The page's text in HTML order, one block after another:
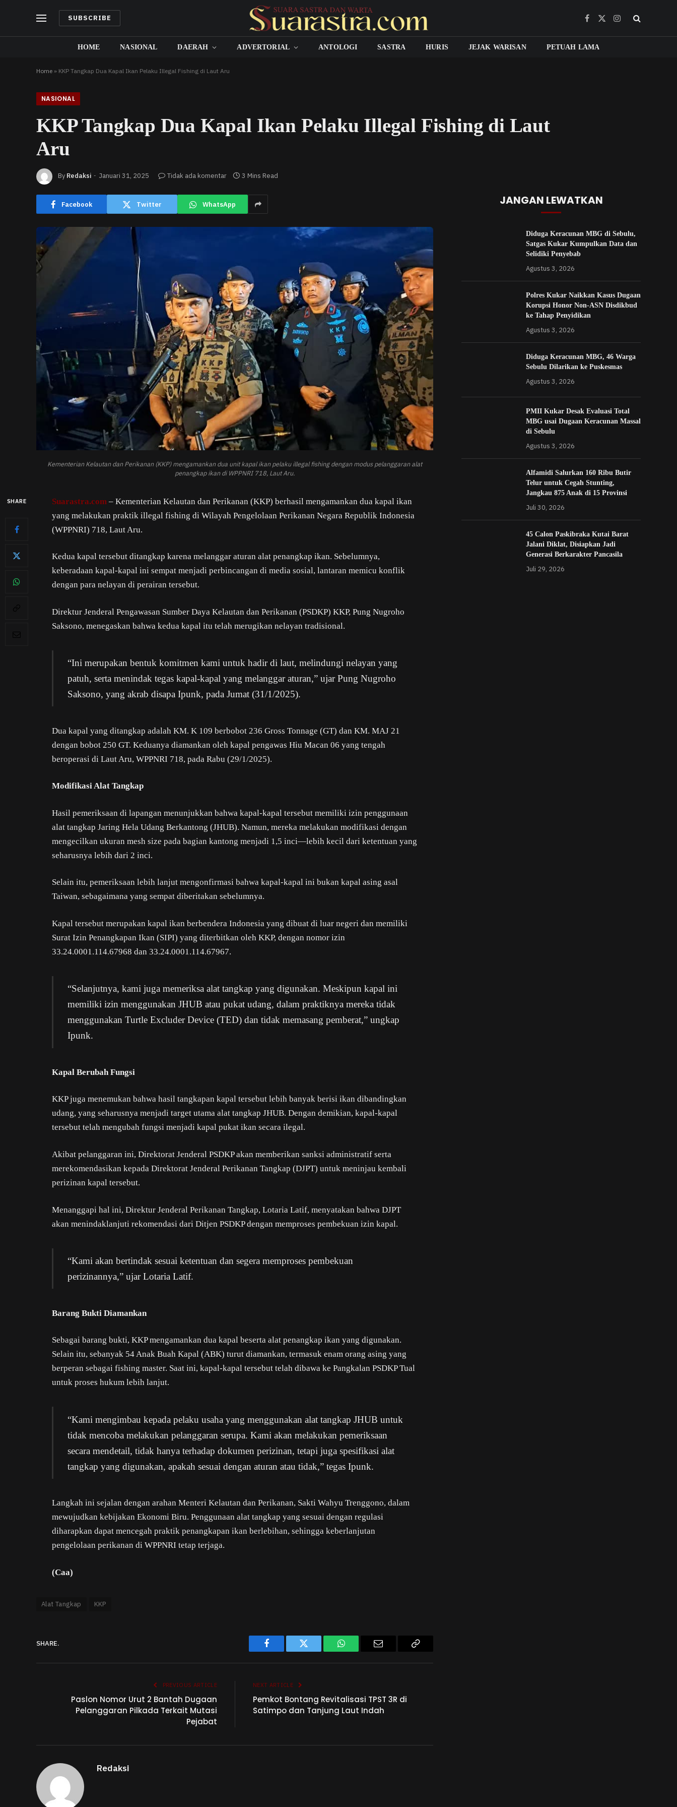
SUBSCRIBE Facebook
X
Instagram
HOME NASIONAL DAERAH ADVERTORIAL ANTOLOGI SASTRA HURIS JEJAK WARISAN PETUAH LAMA
Home » KKP Tangkap Dua Kapal Ikan Pelaku Illegal Fishing di Laut Aru
NASIONAL
KKP Tangkap Dua Kapal Ikan Pelaku Illegal Fishing di Laut
Aru
By Redaksi Januari 31, 2025 Tidak ada komentar 3 Mins Read
Facebook Twitter WhatsApp
Kementerian Kelautan dan Perikanan (KKP) mengamankan dua unit kapal ikan pelaku illegal fishing dengan modus pelanggaran alat
penangkap ikan di WPPNRI 718, Laut Aru.
SHARE Suarastra.com – Kementerian Kelautan dan Perikanan (KKP) berhasil mengamankan dua kapal ikan
yang melakukan praktik illegal fishing di Wilayah Pengelolaan Perikanan Negara Republik Indonesia
(WPPNRI) 718, Laut Aru.
Kedua kapal tersebut ditangkap karena melanggar aturan alat penangkap ikan. Sebelumnya,
keberadaan kapal-kapal ini sempat menjadi perbincangan di media sosial, lantaran memicu konflik
dengan para nelayan di perairan tersebut.
Direktur Jenderal Pengawasan Sumber Daya Kelautan dan Perikanan (PSDKP) KKP, Pung Nugroho
Saksono, menegaskan bahwa kedua kapal itu telah merugikan nelayan tradisional.
“Ini merupakan bentuk komitmen kami untuk hadir di laut, melindungi nelayan yang
patuh, serta menindak tegas kapal-kapal yang melanggar aturan,” ujar Pung Nugroho
Saksono, yang akrab disapa Ipunk, pada Jumat (31/1/2025).
Dua kapal yang ditangkap adalah KM. K 109 berbobot 236 Gross Tonnage (GT) dan KM. MAJ 21
dengan bobot 250 GT. Keduanya diamankan oleh kapal pengawas Hiu Macan 06 yang tengah
beroperasi di Laut Aru, WPPNRI 718, pada Rabu (29/1/2025).
Modifikasi Alat Tangkap
Hasil pemeriksaan di lapangan menunjukkan bahwa kapal-kapal tersebut memiliki izin penggunaan
alat tangkap Jaring Hela Udang Berkantong (JHUB). Namun, mereka melakukan modifikasi dengan
mengecilkan ukuran mesh size pada bagian kantong menjadi 1,5 inci—lebih kecil dari ketentuan yang
seharusnya lebih dari 2 inci.
Selain itu, pemeriksaan lebih lanjut mengonfirmasi bahwa kapal-kapal ini bukan kapal asing asal
Taiwan, sebagaimana yang sempat diberitakan sebelumnya.
Kapal tersebut merupakan kapal ikan berbendera Indonesia yang dibuat di luar negeri dan memiliki
Surat Izin Penangkapan Ikan (SIPI) yang diterbitkan oleh KKP, dengan nomor izin
33.24.0001.114.67968 dan 33.24.0001.114.67967.
“Selanjutnya, kami juga memeriksa alat tangkap yang digunakan. Meskipun kapal ini
memiliki izin menggunakan JHUB atau pukat udang, dalam praktiknya mereka tidak
menggunakan Turtle Excluder Device (TED) dan tidak memasang pemberat,” ungkap
Ipunk.
Kapal Berubah Fungsi
KKP juga menemukan bahwa hasil tangkapan kapal tersebut lebih banyak berisi ikan dibandingkan
udang, yang seharusnya menjadi target utama alat tangkap JHUB. Dengan demikian, kapal-kapal
tersebut telah mengubah fungsi menjadi kapal pukat ikan secara ilegal.
Akibat pelanggaran ini, Direktorat Jenderal PSDKP akan memberikan sanksi administratif serta
merekomendasikan kepada Direktorat Jenderal Perikanan Tangkap (DJPT) untuk meninjau kembali
perizinan kapal tersebut.
Menanggapi hal ini, Direktur Jenderal Perikanan Tangkap, Lotaria Latif, menyatakan bahwa DJPT
akan menindaklanjuti rekomendasi dari Ditjen PSDKP dengan memproses pembekuan izin kapal.
“Kami akan bertindak sesuai ketentuan dan segera memproses pembekuan
perizinannya,” ujar Lotaria Latif.
Barang Bukti Diamankan
Sebagai barang bukti, KKP mengamankan dua kapal beserta alat penangkap ikan yang digunakan.
Selain itu, sebanyak 54 Anak Buah Kapal (ABK) turut diamankan, termasuk enam orang asing yang
berperan sebagai fishing master. Saat ini, kapal-kapal tersebut telah dibawa ke Pangkalan PSDKP Tual
untuk proses hukum lebih lanjut.
“Kami mengimbau kepada pelaku usaha yang menggunakan alat tangkap JHUB untuk
tidak mencoba melakukan pelanggaran serupa. Kami akan melakukan pemeriksaan
secara mendetail, tidak hanya terhadap dokumen perizinan, tetapi juga spesifikasi alat
tangkap yang digunakan, apakah sesuai dengan aturan atau tidak,” tegas Ipunk.
Langkah ini sejalan dengan arahan Menteri Kelautan dan Perikanan, Sakti Wahyu Trenggono, dalam
mewujudkan kebijakan Ekonomi Biru. Penggunaan alat tangkap yang sesuai dengan regulasi
diharapkan dapat mencegah praktik penangkapan ikan berlebihan, sehingga keberlanjutan
pengelolaan perikanan di WPPNRI tetap terjaga.
(Caa)
Alat Tangkap KKP
SHARE.
Facebook Twitter WhatsAppEmail
Copy
PREVIOUS ARTICLE
Paslon Nomor Urut 2 Bantah Dugaan
Pelanggaran Pilkada Terkait Mutasi
Pejabat
NEXT ARTICLE
Pemkot Bontang Revitalisasi TPST 3R di
Satimpo dan Tanjung Laut Indah
Redaksi
JANGAN LEWATKAN
Diduga Keracunan MBG di Sebulu,
Satgas Kukar Kumpulkan Data dan
Selidiki Penyebab
Agustus 3, 2026
Polres Kukar Naikkan Kasus Dugaan
Korupsi Honor Non-ASN Disdikbud
ke Tahap Penyidikan
Agustus 3, 2026
Diduga Keracunan MBG, 46 Warga
Sebulu Dilarikan ke Puskesmas
Agustus 3, 2026
PMII Kukar Desak Evaluasi Total
MBG usai Dugaan Keracunan Massal
di Sebulu
Agustus 3, 2026
Alfamidi Salurkan 160 Ribu Butir
Telur untuk Cegah Stunting,
Jangkau 875 Anak di 15 Provinsi
Juli 30, 2026
45 Calon Paskibraka Kutai Barat
Jalani Diklat, Disiapkan Jadi
Generasi Berkarakter Pancasila
Juli 29, 2026